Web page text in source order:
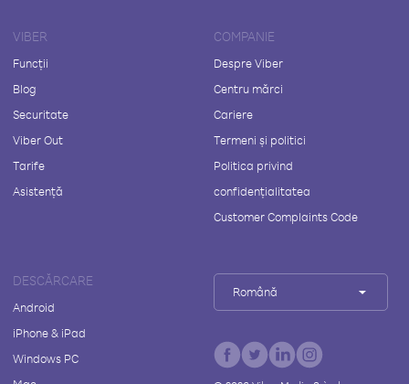
VIBER
Funcții
Blog
Securitate
Viber Out
Tarife
Asistență
COMPANIE
Despre Viber
Centru mărci
Cariere
Termeni și politici
Politica privind
confidențialitatea
Customer Complaints Code
DESCĂRCARE
Android
iPhone & iPad
Windows PC
Română